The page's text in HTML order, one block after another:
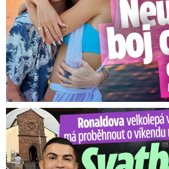
Ronaldova velkolepá veselka na